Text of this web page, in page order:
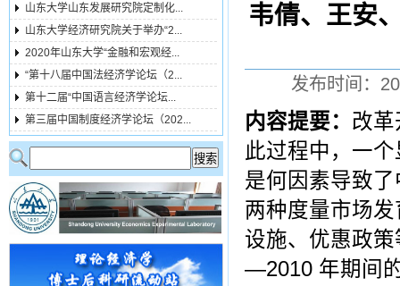
山东大学山东发展研究院定制化...
山东大学经济研究院关于举办“2...
2020年山东大学“金融和宏观经...
“第十八届中国法经济学论坛（2...
第十二届“中国语言经济学论坛...
第三届中国制度经济学论坛（202...
韦倩、王安
发布时间：
内容提要： 改
此过程中，一
是何因素导致
两种度量市场
设施、优惠政
—2010 年期间